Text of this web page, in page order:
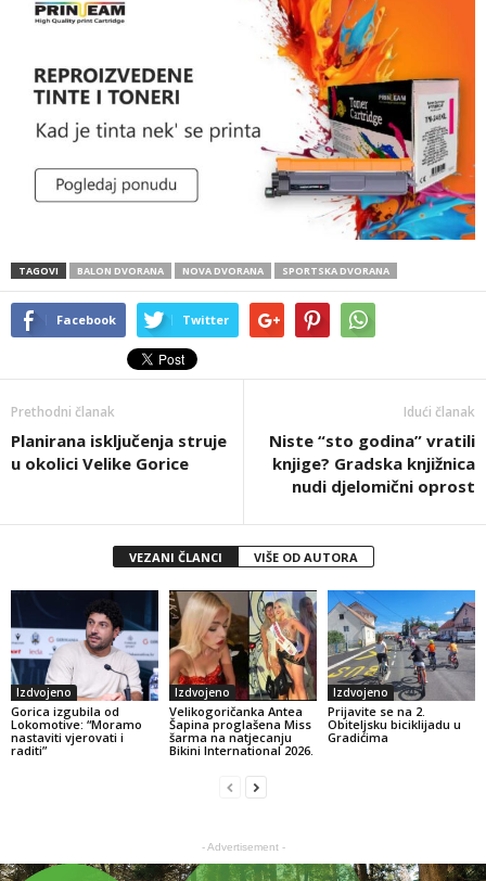
TAGOVI BALON DVORANA NOVA DVORANA SPORTSKA DVORANA
Facebook Twitter
Prethodni članak
Planirana isključenja struje
u okolici Velike Gorice
Idući članak
Niste “sto godina” vratili
knjige? Gradska knjižnica
nudi djelomični oprost
VEZANI ČLANCI VIŠE OD AUTORA
Izdvojeno
Gorica izgubila od
Lokomotive: “Moramo
nastaviti vjerovati i
raditi”
Izdvojeno
Velikogoričanka Antea
Šapina proglašena Miss
šarma na natjecanju
Bikini International 2026.
Izdvojeno
Prijavite se na 2.
Obiteljsku biciklijadu u
Gradićima
- Advertisement -